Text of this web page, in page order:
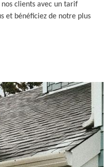
clients avec un tarif
et bénéficiez de notre plus